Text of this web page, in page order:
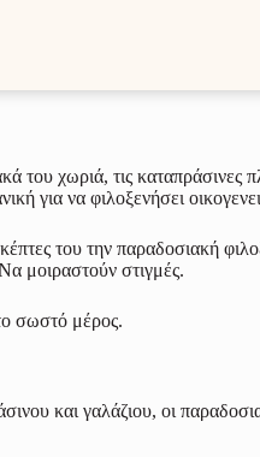
χωριά, τις καταπράσινες
για να φιλοξενήσει
του την παραδοσιακή
μοιραστούν στιγμές.
σωστό μέρος.
και γαλάζιου, οι